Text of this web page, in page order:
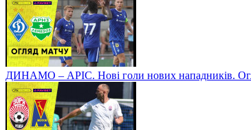
ДИНАМО – АРІС. Нові голи нових нападників.